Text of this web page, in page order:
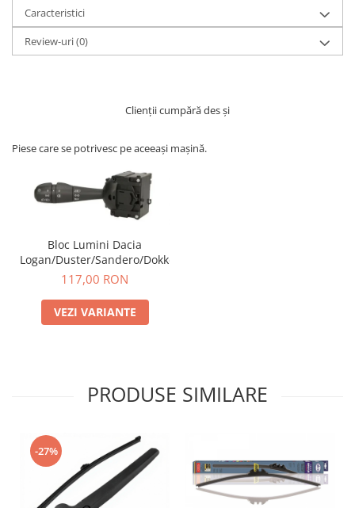
Caracteristici
Review-uri(0)
Clienții cumpără des și
Piese care se potrivesc pe aceeași mașină.
Bloc Lumini Dacia
Logan/Duster/Sandero/Dokker
117,00 RON
VEZI VARIANTE
PRODUSE SIMILARE
-27%